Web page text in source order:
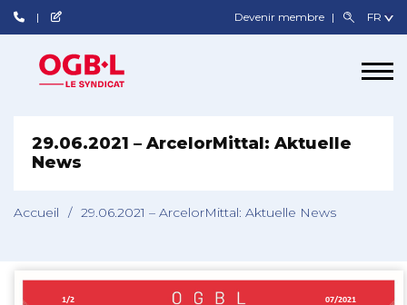
Devenir membre
29.06.2021 – ArcelorMittal: Aktuelle
News
Accueil / 29.06.2021 – ArcelorMittal: Aktuelle News